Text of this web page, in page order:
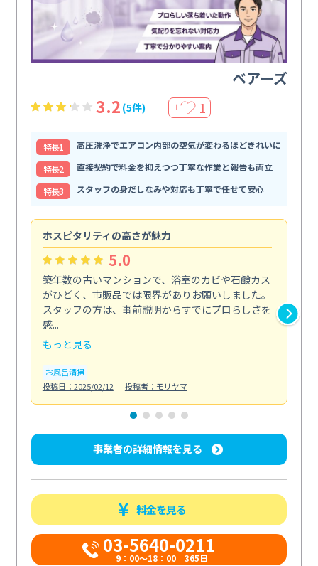
ベアーズ
3.2 (5件) ＋ 1
特⻑1
高圧洗浄でエアコン内部の空気が変わるほどきれいに
特⻑2
直接契約で料金を抑えつつ丁寧な作業と報告も両立
特⻑3
スタッフの身だしなみや対応も丁寧で任せて安心
ホスピタリティの高さが魅力
5.0
築年数の古いマンションで、浴室のカビや石鹸カス
がひどく、市販品では限界がありお願いしました。
スタッフの方は、事前説明からすでにプロらしさを
感...
もっと見る
お風呂清掃
投稿日：2025/02/12
投稿者：モリヤマ
事業者の詳細情報を見る
料金を見る
03-5640-0211
9：00～18：00 365日